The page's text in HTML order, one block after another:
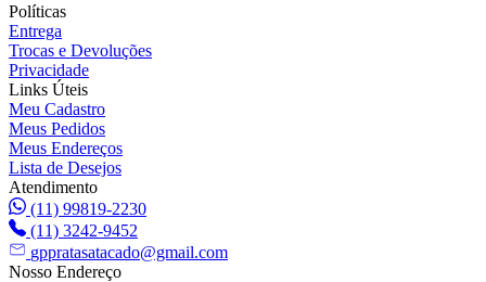
Políticas
Entrega
Trocas e Devoluções
Privacidade
Links Úteis
Meu Cadastro
Meus Pedidos
Meus Endereços
Lista de Desejos
Atendimento
(11) 99819-2230
(11) 3242-9452
gppratasatacado@gmail.com
Nosso Endereço